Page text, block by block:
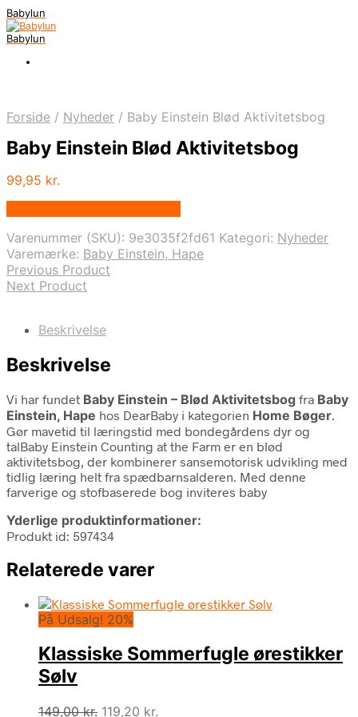
Babylun
Babylun
Forside / Nyheder / Baby Einstein Blød Aktivitetsbog
Baby Einstein Blød Aktivitetsbog
99,95 kr.
Varenummer (SKU): 9e3035f2fd61 Kategori: Nyheder
Varemærke: Baby Einstein, Hape
Previous Product
Next Product
Beskrivelse
Beskrivelse
Vi har fundet Baby Einstein – Blød Aktivitetsbog fra Baby
Einstein, Hape hos DearBaby i kategorien Home Bøger.
Gør mavetid til læringstid med bondegårdens dyr og
talBaby Einstein Counting at the Farm er en blød
aktivitetsbog, der kombinerer sansemotorisk udvikling med
tidlig læring helt fra spædbarnsalderen. Med denne
farverige og stofbaserede bog inviteres baby
Yderlige produktinformationer:
Produkt id: 597434
Relaterede varer
På Udsalg! 20%
Klassiske Sommerfugle ørestikker
Sølv
149,00kr. Den
119,20 kr.